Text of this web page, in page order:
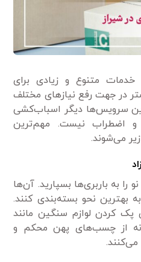
خدمات متنوع و زیادی برای
در جهت رفع نیازهای مختلف
سرویس‌ها دیگر اسباب‌کشی
و اضطراب نیست. مهم‌ترین
می‌شوند.
را به باربری‌ها بسپارید. آن‌ها
بهترین نحو بسته‌بندی کنند.
پک کردن لوازم سنگین مانند
از چسب‌های پهن محکم و